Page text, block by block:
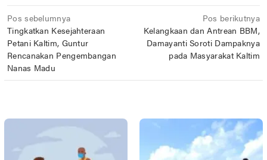
Navigasi
pos
Pos sebelumnya
Tingkatkan Kesejahteraan
Petani Kaltim, Guntur
Rencanakan Pengembangan
Nanas Madu
Pos berikutnya
Kelangkaan dan Antrean BBM,
Damayanti Soroti Dampaknya
pada Masyarakat Kaltim